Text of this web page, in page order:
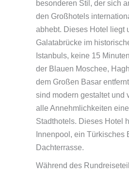
besonderen Stil, der sich
den Großhotels
abhebt. Dieses Hotel liegt
Galatabrücke im
Istanbuls, keine 15
der Blauen Moschee,
dem Großen Basar
sind modern gestaltet und
alle Annehmlichkeiten
Stadthotels. Dieses Hotel
Innenpool, ein Türkisches
Dachterrasse.
Während des